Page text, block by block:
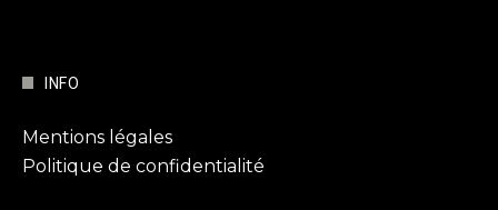
INFO
Mentions légales
Politique de confidentialité